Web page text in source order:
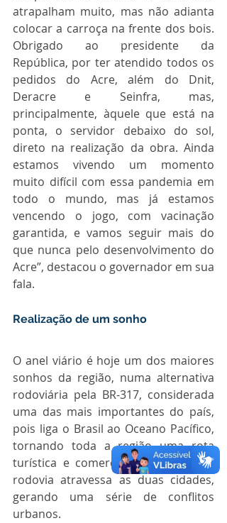
atrapalham muito, mas não adianta
colocar a carroça na frente dos bois.
Obrigado ao presidente da
República, por ter atendido todos os
pedidos do Acre, além do Dnit,
Deracre e Seinfra, mas,
principalmente, àquele que está na
ponta, o servidor debaixo do sol,
direto na realização da obra. Ainda
estamos vivendo um momento
muito difícil com essa pandemia em
todo o mundo, mas já estamos
vencendo o jogo, com vacinação
garantida, e vamos seguir mais do
que nunca pelo desenvolvimento do
Acre”, destacou o governador em sua
fala.
Realização de um sonho
O anel viário é hoje um dos maiores
sonhos da região, numa alternativa
rodoviária pela BR-317, considerada
uma das mais importantes do país,
pois liga o Brasil ao Oceano Pacífico,
tornando toda a região uma rota
turística e comercial. Atualmente, a
rodovia atravessa as duas cidades,
gerando uma série de conflitos
urbanos.